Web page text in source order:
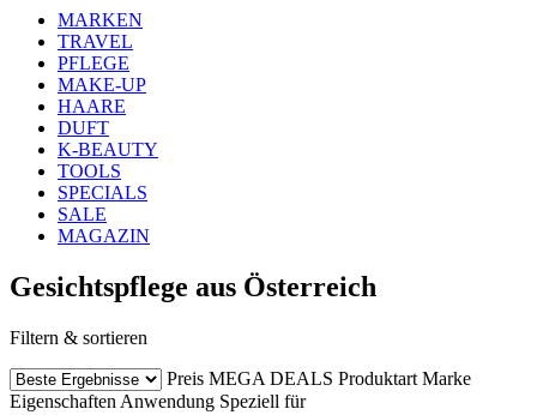
MARKEN
TRAVEL
PFLEGE
MAKE-UP
HAARE
DUFT
K-BEAUTY
TOOLS
SPECIALS
SALE
MAGAZIN
Gesichtspflege aus Österreich
Filtern & sortieren
Preis MEGA DEALS Produktart Marke
Eigenschaften Anwendung Speziell für